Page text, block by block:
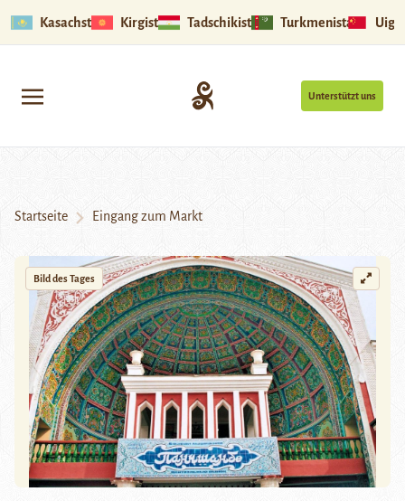
Kasachstan Kirgistan Tadschikistan Turkmenistan
Unterstützt uns
Startseite Eingang zum Markt
Bild des Tages